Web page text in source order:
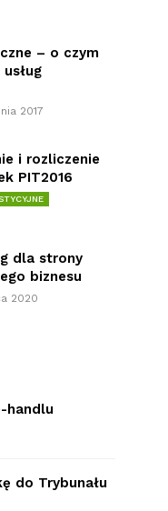
– o czym
2017
i rozliczenie
PIT2016
dla strony
biznesu
2020
handlu
do Trybunału